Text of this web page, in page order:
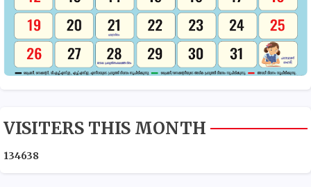
VISITERS THIS MONTH
134638